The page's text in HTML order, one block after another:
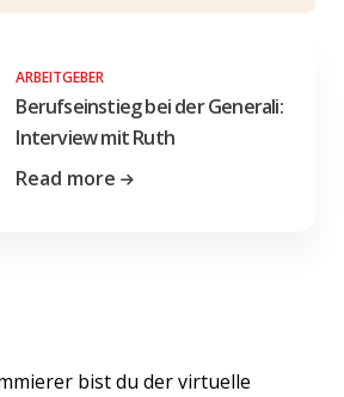
ARBEITGEBER
Berufseinstieg bei der Generali:
Interview mit Ruth
Read more
bist du der virtuelle